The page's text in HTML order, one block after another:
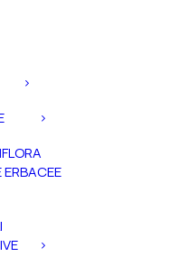
ERBACEE